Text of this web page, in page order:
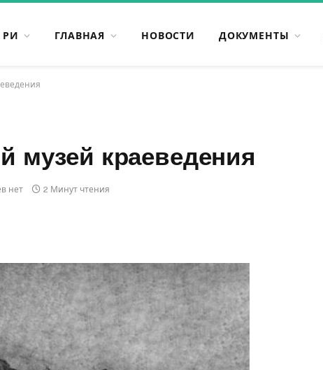
РИ ГЛАВНАЯ НОВОСТИ ДОКУМЕНТЫ
музей краеведения
нет 2 Минут чтения